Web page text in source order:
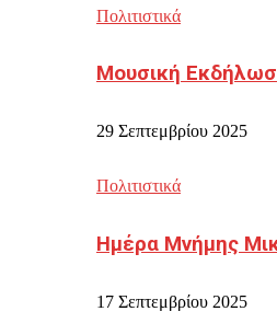
Πολιτιστικά
Μουσική
29 Σεπτεμβρίου 2025
Πολιτιστικά
Ημέρα Μνήμης
17 Σεπτεμβρίου 2025